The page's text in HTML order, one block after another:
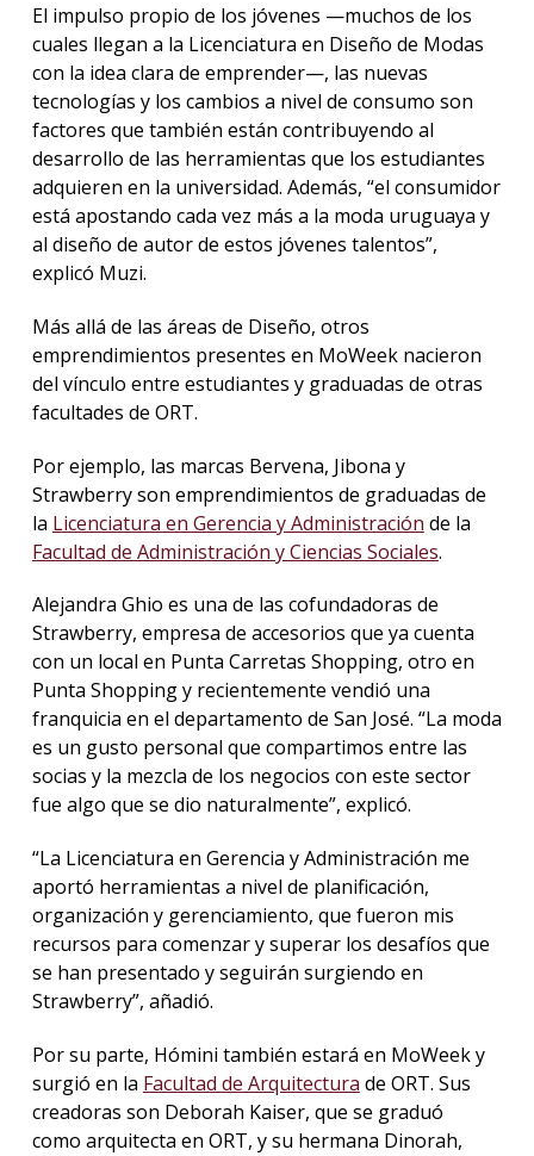
El impulso propio de los jóvenes —muchos de los
cuales llegan a la Licenciatura en Diseño de Modas
con la idea clara de emprender—, las nuevas
tecnologías y los cambios a nivel de consumo son
factores que también están contribuyendo al
desarrollo de las herramientas que los estudiantes
adquieren en la universidad. Además, “el consumidor
está apostando cada vez más a la moda uruguaya y
al diseño de autor de estos jóvenes talentos”,
explicó Muzi.
Más allá de las áreas de Diseño, otros
emprendimientos presentes en MoWeek nacieron
del vínculo entre estudiantes y graduadas de otras
facultades de ORT.
Por ejemplo, las marcas Bervena, Jibona y
Strawberry son emprendimientos de graduadas de
la Licenciatura en Gerencia y Administración de la
Facultad de Administración y Ciencias Sociales.
Alejandra Ghio es una de las cofundadoras de
Strawberry, empresa de accesorios que ya cuenta
con un local en Punta Carretas Shopping, otro en
Punta Shopping y recientemente vendió una
franquicia en el departamento de San José. “La moda
es un gusto personal que compartimos entre las
socias y la mezcla de los negocios con este sector
fue algo que se dio naturalmente”, explicó.
“La Licenciatura en Gerencia y Administración me
aportó herramientas a nivel de planificación,
organización y gerenciamiento, que fueron mis
recursos para comenzar y superar los desafíos que
se han presentado y seguirán surgiendo en
Strawberry”, añadió.
Por su parte, Hómini también estará en MoWeek y
surgió en la Facultad de Arquitectura de ORT. Sus
creadoras son Deborah Kaiser, que se graduó
como arquitecta en ORT, y su hermana Dinorah,